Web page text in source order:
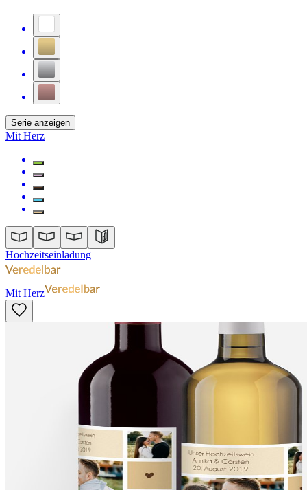
Serie anzeigen
Mit Herz
Hochzeitseinladung
Mit Herz